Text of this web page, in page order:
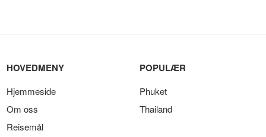
HOVEDMENY
Hjemmeside
Om oss
Reisemål
POPULÆR
Phuket
Thailand